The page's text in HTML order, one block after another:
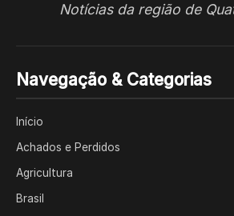
Notícias da região de
Navegação & Categorias
Início
Achados e Perdidos
Agricultura
Brasil